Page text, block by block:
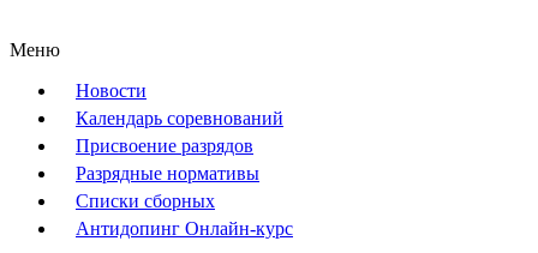
Меню
Новости
Календарь соревнований
Присвоение разрядов
Разрядные нормативы
Списки сборных
Антидопинг Онлайн-курс